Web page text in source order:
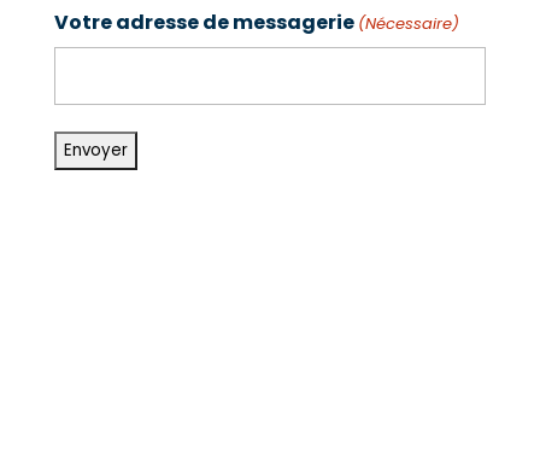
Votre adresse de messagerie (Nécessaire)